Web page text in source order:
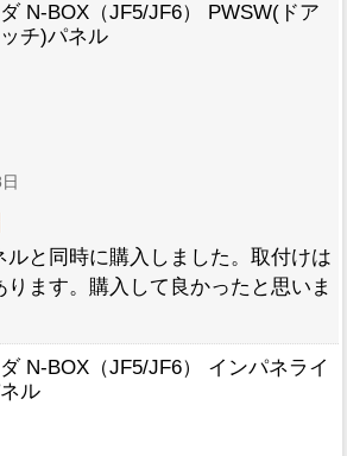
N-BOX（JF5/JF6） PWSW(ドア
チ)パネル
ルと同時に購入しました。取付けは
ます。購入して良かったと思いま
N-BOX（JF5/JF6） インパネライ
ル